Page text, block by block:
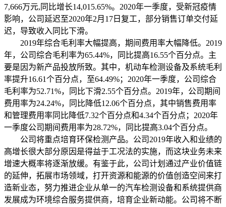
7,666万元,同比增长14,015.65%。2020年一季度，受新冠疫情
影响，公司延迟至2020年2月17日复工，部分销售订单交付延
迟，导致收入同比下滑。
2019年综合毛利率大幅提高，期间费用率大幅降低。2019
年，公司综合毛利率为65.44%，同比提高16.55个百分点。主
要是因为新产品投放所致。其中，机动车检测设备及系统毛利
率提升16.61个百分点，至64.49%；2020年一季度，公司综合
毛利率为52.71%，同比下滑2.55个百分点。2019年，公司期间
费用率为24.24%，同比降低12.06个百分点，其中销售费用率
和管理费用率同比降低7.32个百分点和4.34个百分点；2020年
一季度公司期间费用率为28.72%，同比提高3.04个百分点。
公司将重点培育环保检测产品。公司2019年收入和业绩的
高增长很大部分原因是得益于工况法的实施，而这块业务未来
增速大概率将逐渐放缓。有鉴于此，公司计划通过产业价值链
的延伸，拓展市场领域，打开资源和能源的价值创造空间来打
造新业态，努力推进企业从单一的汽车检测设备和系统提供商
发展成为环境综合服务提供商，培育企业新动能。公司将不断